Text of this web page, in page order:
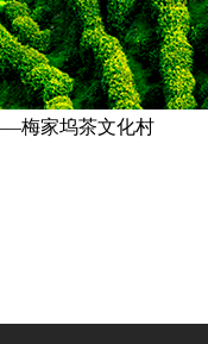
家坞茶文化村